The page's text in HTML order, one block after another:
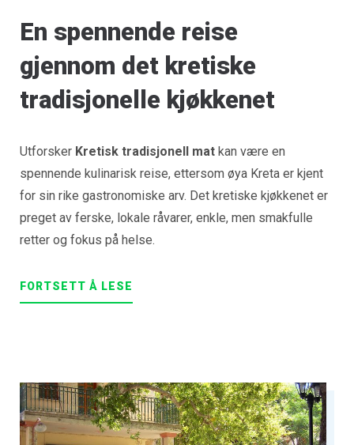
En spennende reise
gjennom det kretiske
tradisjonelle kjøkkenet
Utforsker Kretisk tradisjonell mat kan være en
spennende kulinarisk reise, ettersom øya Kreta er kjent
for sin rike gastronomiske arv. Det kretiske kjøkkenet er
preget av ferske, lokale råvarer, enkle, men smakfulle
retter og fokus på helse.
FORTSETT Å LESE